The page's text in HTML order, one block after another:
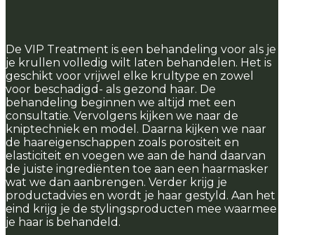
De VIP Treatment is een behandeling voor als je
je krullen volledig wilt laten behandelen. Het is
geschikt voor vrijwel elke krultype en zowel
voor beschadigd- als gezond haar. De
behandeling beginnen we altijd met een
consultatie. Vervolgens kijken we naar de
kniptechniek en model. Daarna kijken we naar
de haareigenschappen zoals porositeit en
elasticiteit en voegen we aan de hand daarvan
de juiste ingrediënten toe aan een haarmasker
wat we dan aanbrengen. Verder krijg je
productadvies en wordt je haar gestyld. Aan het
eind krijg je de stylingsproducten mee waarmee
je haar is behandeld.